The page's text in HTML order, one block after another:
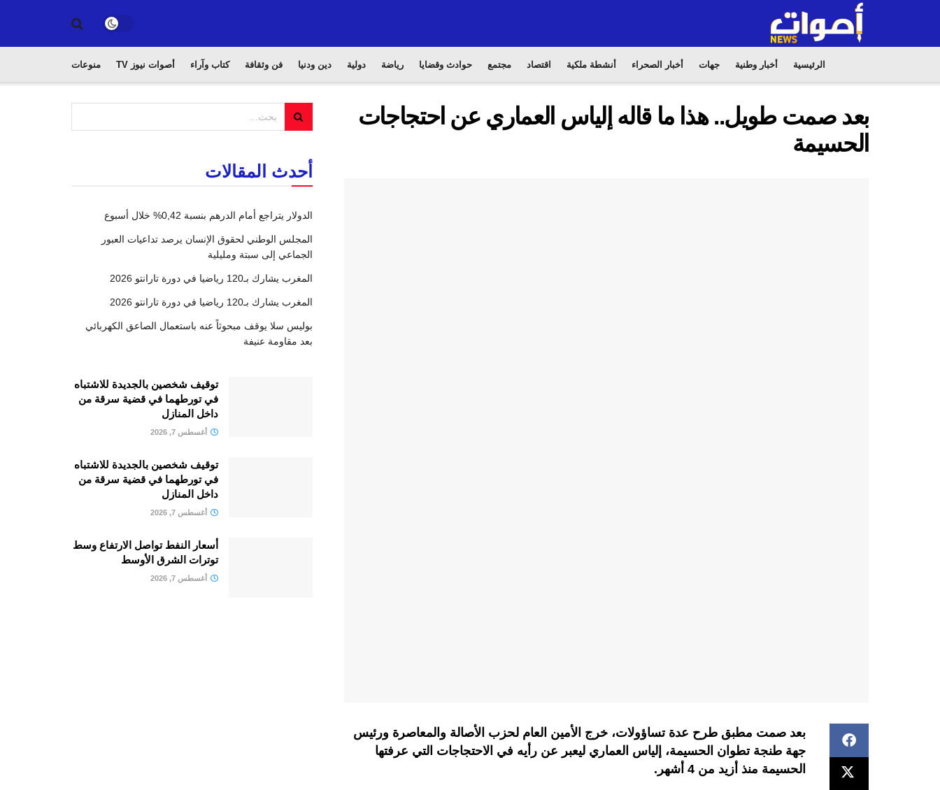
الرئيسية أخبار وطنية جهات أخبار الصحراء أنشطة ملكية اقتصاد مجتمع حوادث وقضايا رياضة دولية دين ودنيا فن وثقافة كتاب وآراء أصوات نيوز TV منوعات
بعد صمت طويل.. هذا ما قاله إلياس العماري عن احتجاجات
الحسيمة
بعد صمت مطبق طرح عدة تساؤولات، خرج الأمين العام لحزب الأصالة والمعاصرة ورئيس
جهة طنجة تطوان الحسيمة، إلياس العماري ليعبر عن رأيه في الاحتجاجات التي عرفتها
الحسيمة منذ أزيد من 4 أشهر.
أحدث المقالات
الدولار يتراجع أمام الدرهم بنسبة 0,42% خلال أسبوع
المجلس الوطني لحقوق الإنسان يرصد تداعيات العبور
الجماعي إلى سبتة ومليلية
المغرب يشارك بـ120 رياضيا في دورة تارانتو 2026
المغرب يشارك بـ120 رياضيا في دورة تارانتو 2026
بوليس سلا يوقف مبحوثاً عنه باستعمال الصاعق الكهربائي
بعد مقاومة عنيفة
توقيف شخصين بالجديدة للاشتباه
في تورطهما في قضية سرقة من
داخل المنازل
أغسطس 7, 2026
توقيف شخصين بالجديدة للاشتباه
في تورطهما في قضية سرقة من
داخل المنازل
أغسطس 7, 2026
أسعار النفط تواصل الارتفاع وسط
توترات الشرق الأوسط
أغسطس 7, 2026